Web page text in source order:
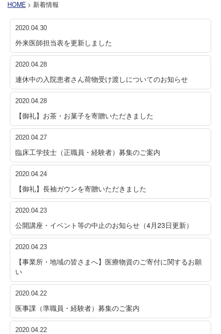
HOME > 新着情報
2020.04.30
外来医師担当表を更新しました
2020.04.28
連休中の入院患者さん荷物受け渡しについてのお知らせ
2020.04.28
【御礼】お茶・お菓子を寄贈いただきました
2020.04.27
臨床工学技士（正職員・経験者）募集のご案内
2020.04.24
【御礼】長袖ガウンを寄贈いただきました
2020.04.23
公開講座・イベント等の中止のお知らせ（4月23日更新）
2020.04.23
【事業所・地域の皆さまへ】医療物資のご寄付に関するお願
い
2020.04.22
医事課（準職員・経験者）募集のご案内
2020.04.22